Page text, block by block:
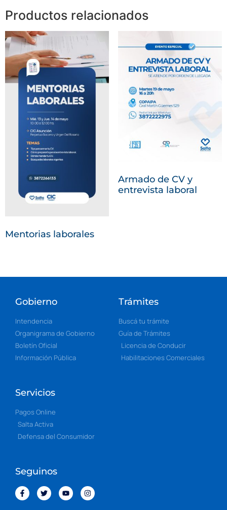
Productos relacionados
Mentorias laborales
Armado de CV y
entrevista laboral
Gobierno
Intendencia
Organigrama de Gobierno
Boletín Oficial
Información Pública
Trámites
Buscá tu trámite
Guía de Trámites
Licencia de Conducir
Habilitaciones Comerciales
Servicios
Pagos Online
Salta Activa
Defensa del Consumidor
Seguinos